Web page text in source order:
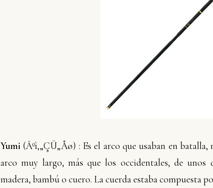
Yumi (Âºì,„ÇÜ„Åø) : Es el arco que usaban en
arco muy largo, más que los occidentales, de unos
madera, bambú o cuero. La cuerda estaba compuesta